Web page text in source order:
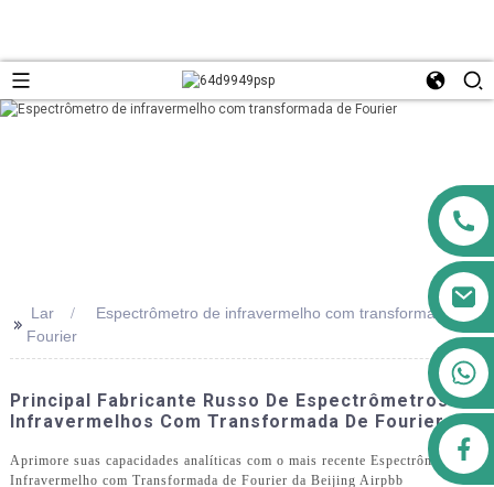
+8613911556761
>> Lar
Espectrômetro de infravermelho com transformada de
Fourier
Principal Fabricante Russo De Espectrômetros
Infravermelhos Com Transformada De Fourier
Aprimore suas capacidades analíticas com o mais recente Espectrômetro de
Infravermelho com Transformada de Fourier da Beijing Airpbb